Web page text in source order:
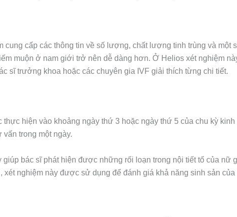
cung cấp các thông tin về số lượng, chất lượng tinh trùng và một
muộn ở nam giới trở nên dễ dàng hơn. Ở Helios xét nghiệm
sĩ trưởng khoa hoặc các chuyên gia IVF giải thích từng chi tiết.
hiện vào khoảng ngày thứ 3 hoặc ngày thứ 5 của chu kỳ
trong một ngày.
bác sĩ phát hiện được những rối loạn trong nội tiết tố của
xét nghiệm này được sử dụng để đánh giá khả năng sinh sản